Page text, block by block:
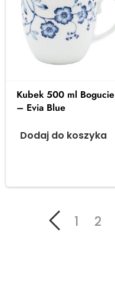
Kubek 500 ml Bogucie
– Evia Blue
Dodaj do koszyka
1 2